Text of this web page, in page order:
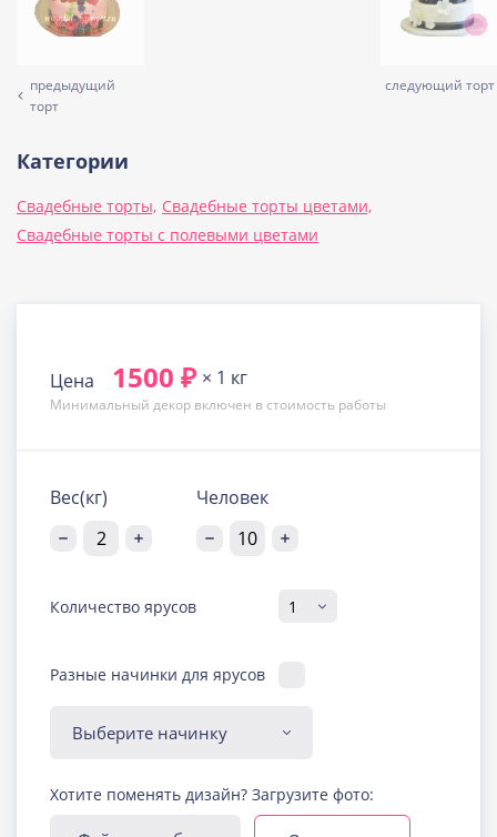
предыдущий
торт
следующий торт
Категории
Свадебные торты, Свадебные торты цветами,
Свадебные торты с полевыми цветами
Цена 1500 ₽ × 1 кг
Минимальный декор включен в стоимость работы
Вес(кг) Человек
Количество ярусов
Разные начинки для ярусов
Диабетическая-
безглютеновая начинка
Узнать подробнее о начинке
Хотите поменять дизайн? Загрузите фото: